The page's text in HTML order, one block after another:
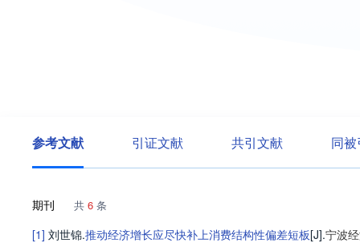
参考文献 引证文献 共引文献 同
期刊 共 6 条
[1] 刘世锦.推动经济增长应尽快补上消费结构性偏差短板[J].宁波